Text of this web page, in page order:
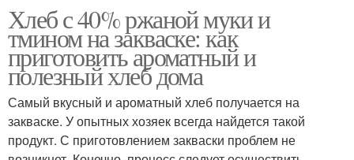
Хлеб с 40% ржаной муки и
тмином на закваске: как
приготовить ароматный и
полезный хлеб дома
Самый вкусный и ароматный хлеб получается на
закваске. У опытных хозяек всегда найдется такой
продукт. С приготовлением закваски проблем не